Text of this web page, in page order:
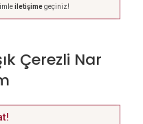
iletişimegeçiniz!
Çerezli Nar